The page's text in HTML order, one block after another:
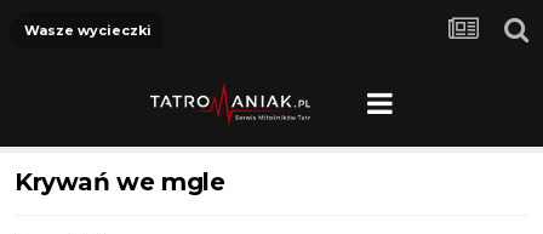
Wasze wycieczki
Krywań we mgle